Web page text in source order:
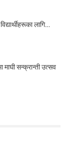
लागि…
सन्क्रान्ती उत्सव